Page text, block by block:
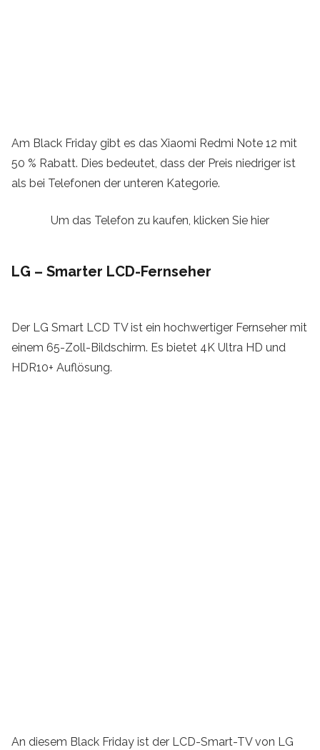
Am Black Friday gibt es das Xiaomi Redmi Note 12 mit
50 % Rabatt. Dies bedeutet, dass der Preis niedriger ist
als bei Telefonen der unteren Kategorie.
Um das Telefon zu kaufen, klicken Sie hier
LG – Smarter LCD-Fernseher
Der LG Smart LCD TV ist ein hochwertiger Fernseher mit
einem 65-Zoll-Bildschirm. Es bietet 4K Ultra HD und
HDR10+ Auflösung.
An diesem Black Friday ist der LCD-Smart-TV von LG